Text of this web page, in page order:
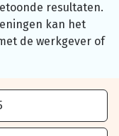
resultaten.
kan het
de werkgever of